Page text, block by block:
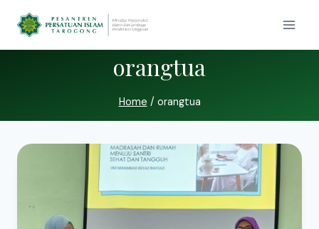
orangtua
Home / orangtua